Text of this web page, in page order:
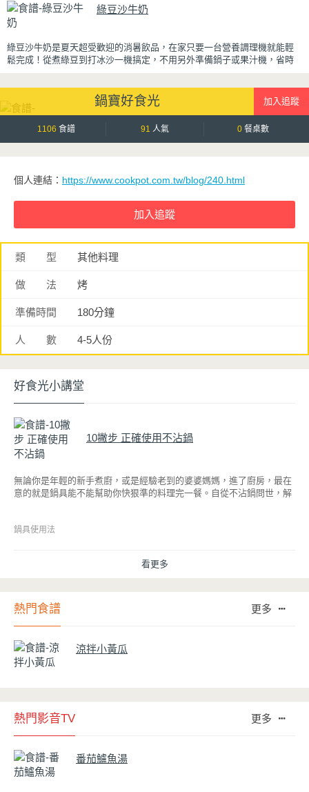
還能吃到脆瓜爽脆的口感。蒜香醬汁與脆瓜獨特的甘甜完美融合，每一口
都充滿濃濃古早味，帶便當、配稀飯、配白飯都好吃，讓人忍不住多扒好
綠豆沙牛奶
綠豆沙牛奶是夏天超受歡迎的消暑飲品，在家只要一台營養調理機就能輕
鬆完成！從煮綠豆到打冰沙一機搞定，不用另外準備鍋子或果汁機，省時
先把綠豆煮到綿密鬆軟，再攪打成綠豆沙，最後跟牛奶混合均勻就完成~口
感細緻滑順，入口帶有綠豆天然清香，搭配濃郁奶香，冰冰喝清涼又消
暑，炎炎夏日一定要喝一杯！
鍋寶好食光
1106 食譜 91 人氣 0 餐桌數
個人連結： https://www.cookpot.com.tw/blog/240.html
類 型 其他料理
做 法 烤
準備時間 180分鐘
人 數 4-5人份
好食光小講堂
10撇步 正確使用不沾鍋
無論你是年輕的新手煮廚，或是經驗老到的婆婆媽媽，進了廚房，最在
意的就是鍋具能不能幫助你快狠準的料理完一餐。自從不沾鍋問世，解
因此金鑽不沾系列的鍋具，更年年穩居銷售排行榜的前幾名。然而如何
鍋具使用法
看更多
熱門食譜 更多
涼拌小黃瓜
熱門影音TV 更多
番茄鱸魚湯